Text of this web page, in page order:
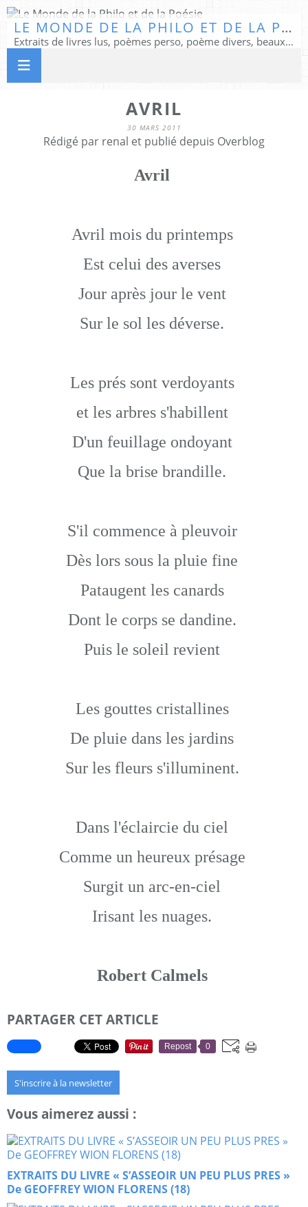
LE MONDE DE LA PHILO ET DE LA POÉSIE
Extraits de livres lus, poèmes perso, poème divers, beaux textes...
AVRIL
30 MARS 2011
Rédigé par renal et publié depuis Overblog
Avril
Avril mois du printemps
Est celui des averses
Jour après jour le vent
Sur le sol les déverse.
Les prés sont verdoyants
et les arbres s'habillent
D'un feuillage ondoyant
Que la brise brandille.
S'il commence à pleuvoir
Dès lors sous la pluie fine
Pataugent les canards
Dont le corps se dandine.
Puis le soleil revient
Les gouttes cristallines
De pluie dans les jardins
Sur les fleurs s'illuminent.
Dans l'éclaircie du ciel
Comme un heureux présage
Surgit un arc-en-ciel
Irisant les nuages.
Robert Calmels
PARTAGER CET ARTICLE
Repost 0
S'inscrire à la newsletter
Vous aimerez aussi :
EXTRAITS DU LIVRE « S’ASSEOIR UN PEU PLUS PRES »
De GEOFFREY WION FLORENS (18)